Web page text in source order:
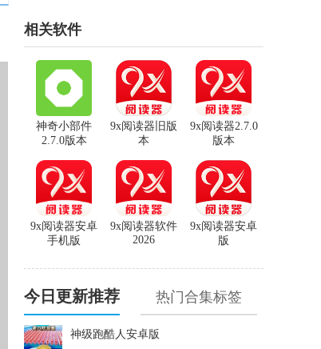
相关软件
9x阅读器2.7.0
版本
9x阅读器旧版
本
神奇小部件
2.7.0版本
9x阅读器安卓
版
9x阅读器软件
2026
9x阅读器安卓
手机版
今日更新推荐 热门合集标签
神级跑酷人安卓版